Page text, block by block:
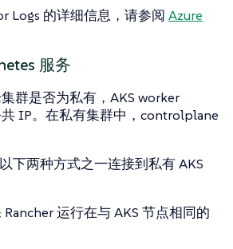
Logs 的详细信息，请参阅 Azure
服务
群是否为私有，AKS worker
IP。在私有集群中，controlplane
下两种方式之一连接到私有 AKS
运行在与 AKS 节点相同的